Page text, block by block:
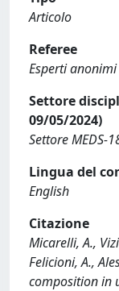
Articolo
Referee
Esperti anonimi
Settore
09/05/2024)
Settore MEDS-
Lingua del
English
Citazione
Micarelli, A.,
Felicioni, A.,
composition in